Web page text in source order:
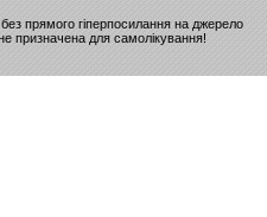
прямого гіперпосилання на джерело
призначена для самолікування!